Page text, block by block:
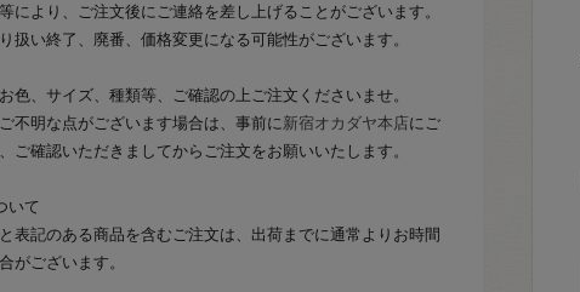
により、ご注文後にご連絡を差し上げることがございます。
扱い終了、廃番、価格変更になる可能性がございます。
色、サイズ、種類等、ご確認の上ご注文くださいませ。
不明な点がございます場合は、事前に 新宿オカダヤ本店にご
ご確認いただきましてからご注文をお願いいたします。
いて
と表記のある商品を含むご注文は、出荷までに通常よりお時間
がございます。